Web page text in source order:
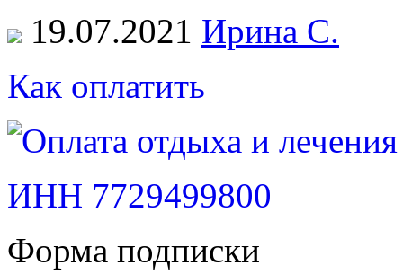
19.07.2021 Ирина С.
Как оплатить
ИНН 7729499800
Форма подписки